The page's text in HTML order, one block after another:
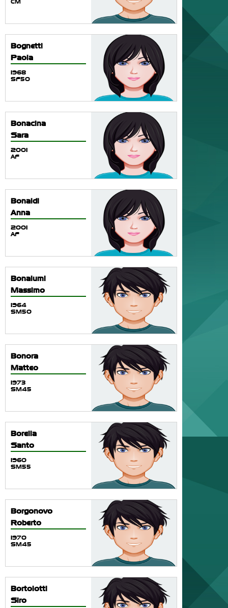
CM
Bognetti
Paola
1968
SF50
Bonacina
Sara
2001
AF
Bonaldi
Anna
2001
AF
Bonalumi
Massimo
1964
SM50
Bonora
Matteo
1973
SM45
Borella
Santo
1960
SM55
Borgonovo
Roberto
1970
SM45
Bortolotti
Siro